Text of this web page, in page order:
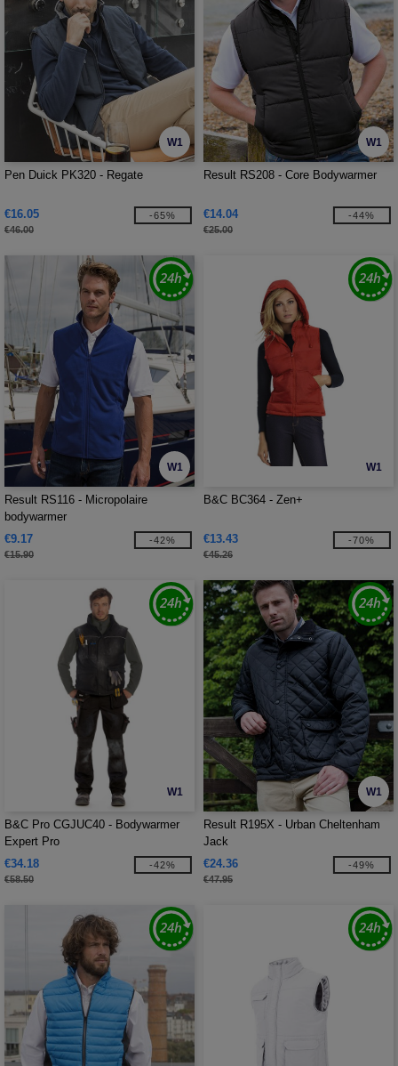
W1
Pen Duick PK320 - Regate
€16.05
€46.00
-65%
W1
Result RS208 - Core Bodywarmer
€14.04
€25.00
-44%
W1
Result RS116 - Micropolaire
bodywarmer
€9.17
€15.90
-42%
W1
B&C BC364 - Zen+
€13.43
€45.26
-70%
W1
B&C Pro CGJUC40 - Bodywarmer
Expert Pro
€34.18
€58.50
-42%
W1
Result R195X - Urban Cheltenham
Jack
€24.36
€47.95
-49%